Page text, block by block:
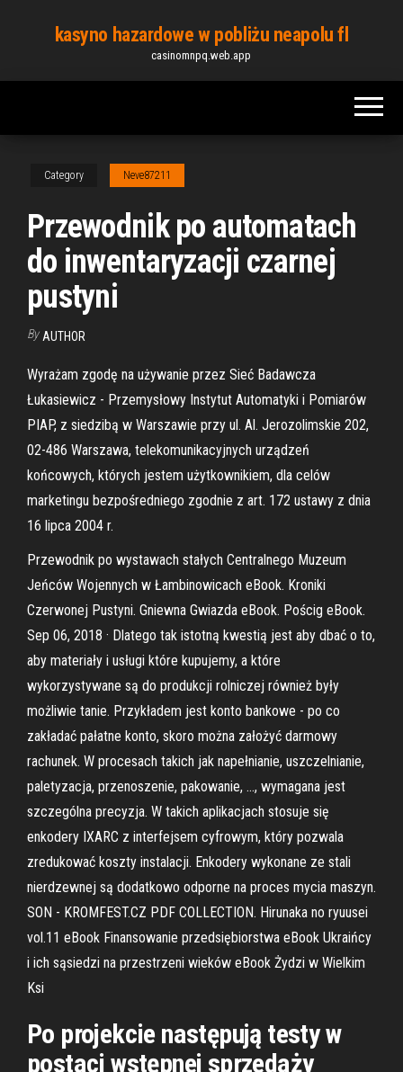
content
kasyno hazardowe w pobliżu neapolu fl
casinomnpq.web.app
Category Neve87211
Przewodnik po automatach
do inwentaryzacji czarnej
pustyni
By AUTHOR
Wyrażam zgodę na używanie przez Sieć Badawcza
Łukasiewicz - Przemysłowy Instytut Automatyki i Pomiarów
PIAP, z siedzibą w Warszawie przy ul. Al. Jerozolimskie 202,
02-486 Warszawa, telekomunikacyjnych urządzeń
końcowych, których jestem użytkownikiem, dla celów
marketingu bezpośredniego zgodnie z art. 172 ustawy z dnia
16 lipca 2004 r.
Przewodnik po wystawach stałych Centralnego Muzeum
Jeńców Wojennych w Łambinowicach eBook. Kroniki
Czerwonej Pustyni. Gniewna Gwiazda eBook. Pościg eBook.
Sep 06, 2018 · Dlatego tak istotną kwestią jest aby dbać o to,
aby materiały i usługi które kupujemy, a które
wykorzystywane są do produkcji rolniczej również były
możliwie tanie. Przykładem jest konto bankowe - po co
zakładać pałatne konto, skoro można założyć darmowy
rachunek. W procesach takich jak napełnianie, uszczelnianie,
paletyzacja, przenoszenie, pakowanie, …, wymagana jest
szczególna precyzja. W takich aplikacjach stosuje się
enkodery IXARC z interfejsem cyfrowym, który pozwala
zredukować koszty instalacji. Enkodery wykonane ze stali
nierdzewnej są dodatkowo odporne na proces mycia maszyn.
SON - KROMFEST.CZ PDF COLLECTION. Hirunaka no ryuusei
vol.11 eBook Finansowanie przedsiębiorstwa eBook Ukraińcy
i ich sąsiedzi na przestrzeni wieków eBook Żydzi w Wielkim
Ksi
Po projekcie następują testy w
postaci wstępnej sprzedaży